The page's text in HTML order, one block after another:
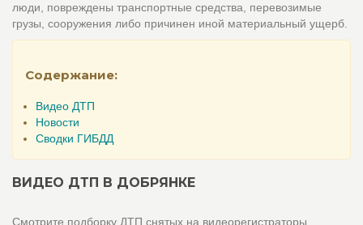
люди, повреждены транспортные средства, перевозимые
грузы, сооружения либо причинен иной материальный ущерб.
Содержание:
Видео ДТП
Новости
Сводки ГИБДД
ВИДЕО ДТП В ДОБРЯНКЕ
Смотрите подборку ДТП снятых на видеорегистраторы